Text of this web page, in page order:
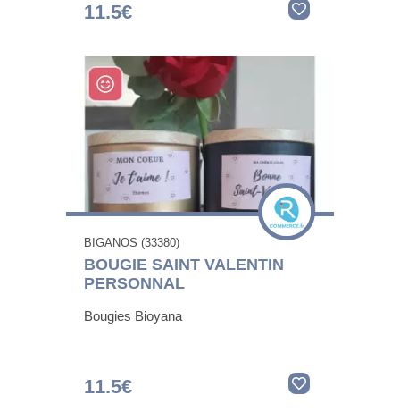
11.5€
BIGANOS (33380)
BOUGIE SAINT VALENTIN
PERSONNAL
Bougies Bioyana
11.5€